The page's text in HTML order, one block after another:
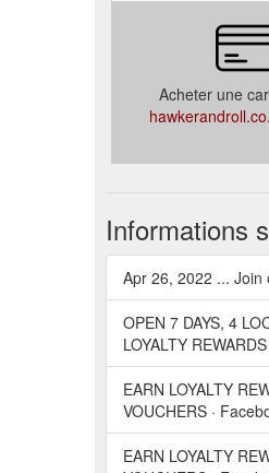
Acheter une
Informations
Apr 26, 2022 ...
OPEN 7 DAYS, 4
LOYALTY
EARN LOYALTY
VOUCHERS ·
EARN LOYALTY